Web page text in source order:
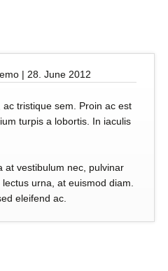
| 28. June 2012
tristique sem. Proin ac est
turpis a lobortis. In iaculis
at vestibulum nec, pulvinar
urna, at euismod diam.
eleifend ac.